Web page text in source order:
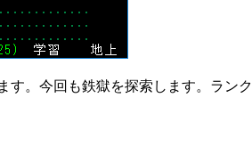
す。今回も鉄獄を探索します。ランク